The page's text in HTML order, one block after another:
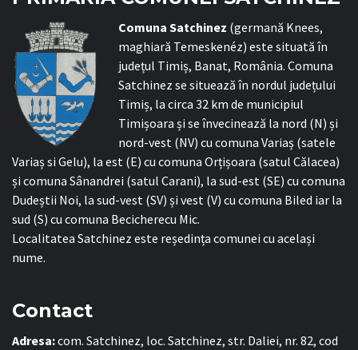
Comuna Satchinez (germană Knees,
maghiară Temeskenéz) este situată în
județul Timiș, Banat, România. Comuna
Satchinez se situează în nordul județului
Timiș, la circa 32 km de municipiul
Timișoara și se învecinează la nord (N) și
nord-vest (NV) cu comuna Variaș (satele
Variaș si Gelu), la est (E) cu comuna Orțișoara (satul Călacea)
și comuna Sânandrei (satul Carani), la sud-est (SE) cu comuna
Dudeștii Noi, la sud-vest (SV) și vest (V) cu comuna Biled iar la
sud (S) cu comuna Becicherecu Mic.
Localitatea Satchinez este reședința comunei cu același
nume.
Contact
Adresa:com. Satchinez, loc. Satchinez, str. Daliei, nr. 82, cod